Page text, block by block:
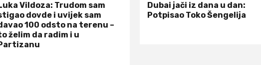
Vildoza: Trudom sam
dovde i uvijek sam
100 odsto na terenu –
želim da radim i u
Dubai jači iz dana u dan:
Potpisao Toko Šengelija